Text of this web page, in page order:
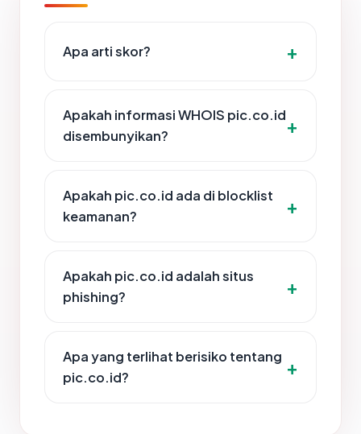
Apa arti skor?
Apakah informasi WHOIS pic.co.id
disembunyikan?
Apakah pic.co.id ada di blocklist
keamanan?
Apakah pic.co.id adalah situs
phishing?
Apa yang terlihat berisiko tentang
pic.co.id?